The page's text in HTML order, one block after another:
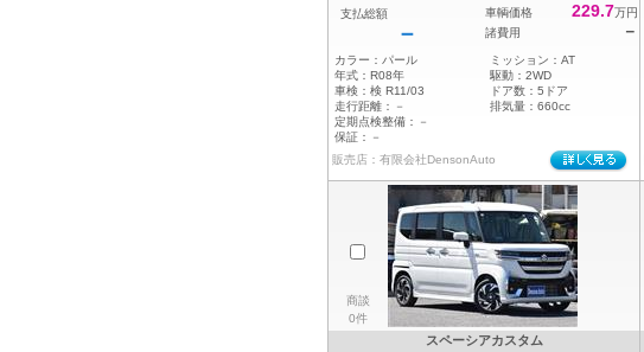
支払総額
－
車輌価格 229.7万円
諸費用
－
カラー： パール ミッション： AT
年式： R08年 駆動： 2WD
車検： 検 R11/03 ドア数： 5ドア
走行距離：
－ 排気量： 660cc
定期点検整備：
－
保証：
－
販売店：有限会社DensonAuto
商談
0件
スペーシアカスタム